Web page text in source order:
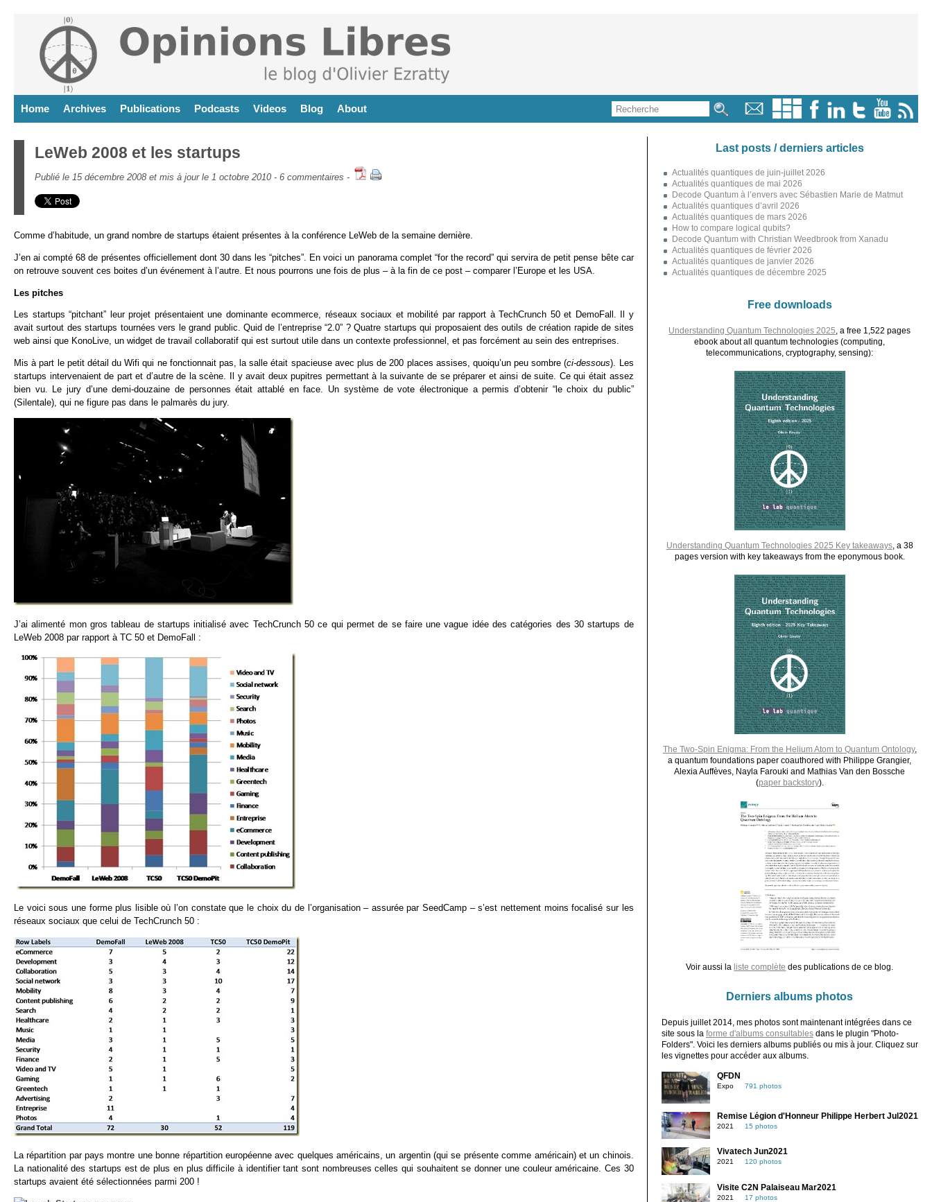
Home Archives Publications Podcasts Videos Blog About
LeWeb 2008 et les startups
Publié le 15 décembre 2008 et mis à jour le 1 octobre 2010 - 6 commentaires -
Comme d’habitude, un grand nombre de startups étaient présentes à la conférence LeWeb de la semaine dernière.
J’en ai compté 68 de présentes officiellement dont 30 dans les “pitches”. En voici un panorama complet “for the record” qui servira de petit pense bête car
on retrouve souvent ces boites d’un événement à l’autre. Et nous pourrons une fois de plus – à la fin de ce post – comparer l’Europe et les USA.
Les pitches
Les startups “pitchant” leur projet présentaient une dominante ecommerce, réseaux sociaux et mobilité par rapport à TechCrunch 50 et DemoFall. Il y
avait surtout des startups tournées vers le grand public. Quid de l’entreprise “2.0” ? Quatre startups qui proposaient des outils de création rapide de sites
web ainsi que KonoLive, un widget de travail collaboratif qui est surtout utile dans un contexte professionnel, et pas forcément au sein des entreprises.
Mis à part le petit détail du Wifi qui ne fonctionnait pas, la salle était spacieuse avec plus de 200 places assises, quoiqu’un peu sombre (ci-dessous). Les
startups intervenaient de part et d’autre de la scène. Il y avait deux pupitres permettant à la suivante de se préparer et ainsi de suite. Ce qui était assez
bien vu. Le jury d’une demi-douzaine de personnes était attablé en face. Un système de vote électronique a permis d’obtenir “le choix du public”
(Silentale), qui ne figure pas dans le palmarès du jury.
J’ai alimenté mon gros tableau de startups initialisé avec TechCrunch 50 ce qui permet de se faire une vague idée des catégories des 30 startups de
LeWeb 2008 par rapport à TC 50 et DemoFall :
Le voici sous une forme plus lisible où l’on constate que le choix du de l’organisation – assurée par SeedCamp – s’est nettement moins focalisé sur les
réseaux sociaux que celui de TechCrunch 50 :
La répartition par pays montre une bonne répartition européenne avec quelques américains, un argentin (qui se présente comme américain) et un chinois.
La nationalité des startups est de plus en plus difficile à identifier tant sont nombreuses celles qui souhaitent se donner une couleur américaine. Ces 30
startups avaient été sélectionnées parmi 200 !
Last posts / derniers articles
Actualités quantiques de juin-juillet 2026
Actualités quantiques de mai 2026
Decode Quantum à l’envers avec Sébastien Marie de Matmut
Actualités quantiques d’avril 2026
Actualités quantiques de mars 2026
How to compare logical qubits?
Decode Quantum with Christian Weedbrook from Xanadu
Actualités quantiques de février 2026
Actualités quantiques de janvier 2026
Actualités quantiques de décembre 2025
Free downloads
Understanding Quantum Technologies 2025 , a free 1,522 pages
ebook about all quantum technologies (computing,
telecommunications, cryptography, sensing):
Understanding Quantum Technologies 2025 Key takeaways, a 38
pages version with key takeaways from the eponymous book.
The Two-Spin Enigma: From the Helium Atom to Quantum Ontology,
a quantum foundations paper coauthored with Philippe Grangier,
Alexia Auffèves, Nayla Farouki and Mathias Van den Bossche
(paper backstory).
Voir aussi la liste complète des publications de ce blog.
Derniers albums photos
Depuis juillet 2014, mes photos sont maintenant intégrées dans ce
site sous la forme d'albums consultablesdans le plugin "Photo-
Folders". Voici les derniers albums publiés ou mis à jour. Cliquez sur
les vignettes pour accéder aux albums.
QFDN
Expo 791 photos
Remise Légion d'Honneur Philippe Herbert Jul2021
2021 15 photos
Vivatech Jun2021
2021 120 photos
Visite C2N Palaiseau Mar2021
2021 17 photos